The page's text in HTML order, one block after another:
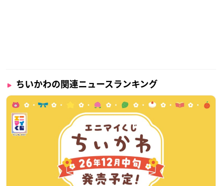
ちいかわの関連ニュースランキング